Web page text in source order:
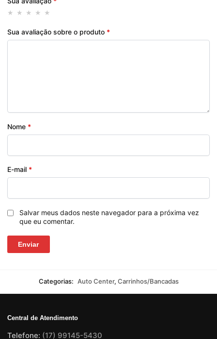
Sua avaliação sobre o produto *
Nome *
E-mail *
Salvar meus dados neste navegador para a próxima vez
que eu comentar.
Categorias: Auto Center, Carrinhos/Bancadas
Central de Atendimento
Telefone: (17) 99145-5430